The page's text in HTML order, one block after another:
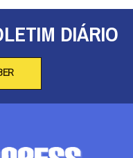
DIÁRIO